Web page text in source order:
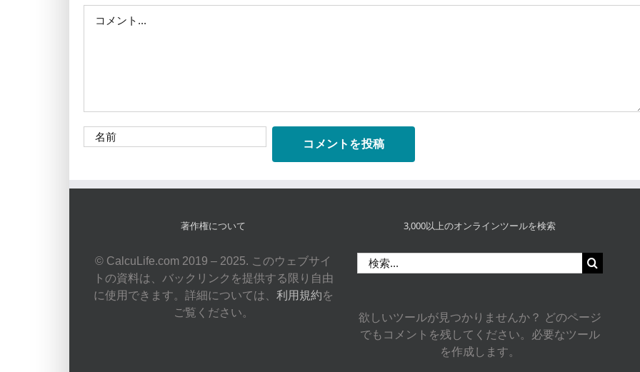
著作権について
© CalcuLife.com 2019 – 2025. このウェブサイ
トの資料は、バックリンクを提供する限り自由
に使用できます。詳細については、 利用規約を
ご覧ください。
3,000以上のオンラインツールを検索
索
欲しいツールが見つかりませんか？ どのページ
でもコメントを残してください。必要なツール
を作成します。